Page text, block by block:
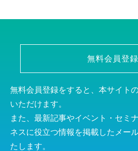
無料会員登録
無料会員登録をすると、本サイト
いただけます。
また、最新記事やイベント・セミ
ネスに役立つ情報を掲載したメー
たします。